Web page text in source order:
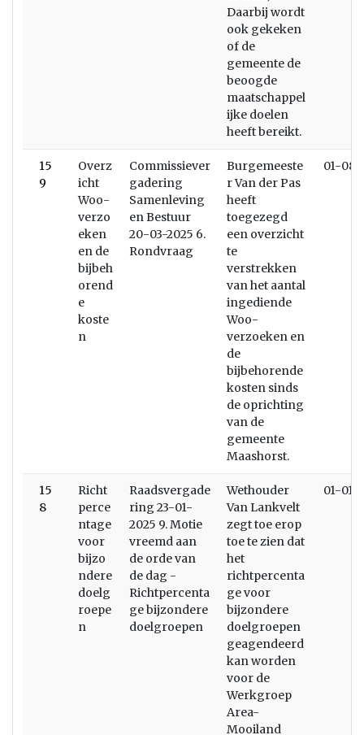
Daarbij wordt
ook gekeken
of de
gemeente de
beoogde
maatschappel
ijke doelen
heeft bereikt.
15
9
Overz
icht
Woo-
verzo
eken
en de
bijbeh
orend
e
koste
n
Commissiever
gadering
Samenleving
en Bestuur
20-03-2025 6.
Rondvraag
Burgemeeste
r Van der Pas
heeft
toegezegd
een overzicht
te
verstrekken
van het aantal
ingediende
Woo-
verzoeken en
de
bijbehorende
kosten sinds
de oprichting
van de
gemeente
Maashorst.
01-08-
15
8
Richt
perce
ntage
voor
bijzo
ndere
doelg
roepe
n
Raadsvergade
ring 23-01-
2025 9. Motie
vreemd aan
de orde van
de dag -
Richtpercenta
ge bijzondere
doelgroepen
Wethouder
Van Lankvelt
zegt toe erop
toe te zien dat
het
richtpercenta
ge voor
bijzondere
doelgroepen
geagendeerd
kan worden
voor de
Werkgroep
Area-
Mooiland
01-01-